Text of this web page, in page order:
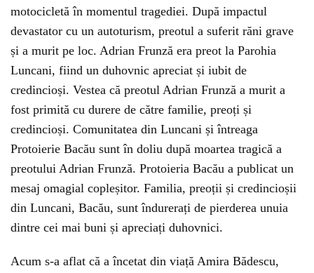
motocicletă în momentul tragediei. După impactul
devastator cu un autoturism, preotul a suferit răni grave
și a murit pe loc. Adrian Frunză era preot la Parohia
Luncani, fiind un duhovnic apreciat și iubit de
credincioși. Vestea că preotul Adrian Frunză a murit a
fost primită cu durere de către familie, preoți și
credincioși. Comunitatea din Luncani și întreaga
Protoierie Bacău sunt în doliu după moartea tragică a
preotului Adrian Frunză. Protoieria Bacău a publicat un
mesaj omagial copleșitor. Familia, preoții și credincioșii
din Luncani, Bacău, sunt îndurerați de pierderea unuia
dintre cei mai buni și apreciați duhovnici.
Acum s-a aflat că a încetat din viață Amira Bădescu,